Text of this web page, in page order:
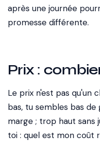
après une journée
promesse différente.
Prix :
Le prix n'est pas qu'un
bas, tu sembles bas
marge ; trop haut sans
toi : quel est mon coût